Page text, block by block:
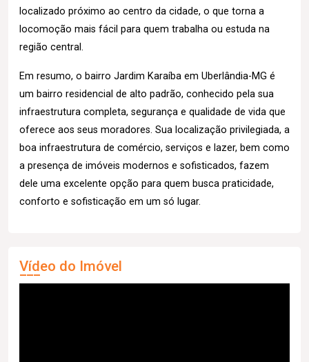
localizado próximo ao centro da cidade, o que torna a
locomoção mais fácil para quem trabalha ou estuda na
região central.
Em resumo, o bairro Jardim Karaíba em Uberlândia-MG é
um bairro residencial de alto padrão, conhecido pela sua
infraestrutura completa, segurança e qualidade de vida que
oferece aos seus moradores. Sua localização privilegiada, a
boa infraestrutura de comércio, serviços e lazer, bem como
a presença de imóveis modernos e sofisticados, fazem
dele uma excelente opção para quem busca praticidade,
conforto e sofisticação em um só lugar.
Vídeo do Imóvel